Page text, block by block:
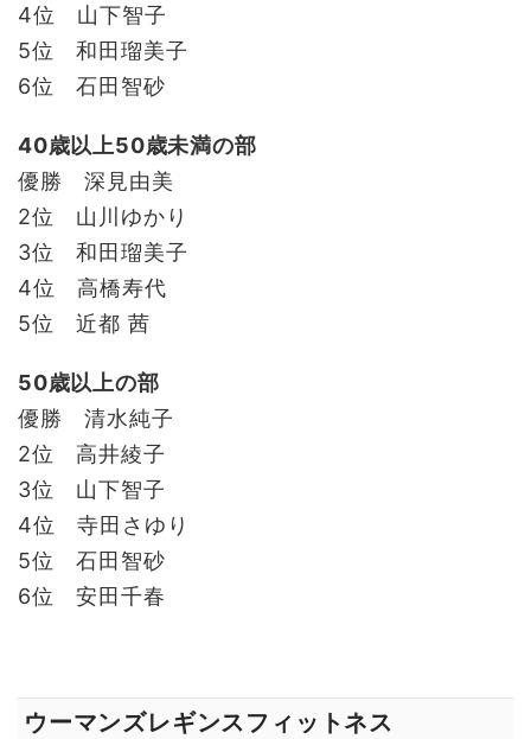
4位 山下智子
5位 和田瑠美子
6位 石田智砂
40歳以上50歳未満の部
優勝 深見由美
2位 山川ゆかり
3位 和田瑠美子
4位 高橋寿代
5位 近都 茜
50歳以上の部
優勝 清水純子
2位 高井綾子
3位 山下智子
4位 寺田さゆり
5位 石田智砂
6位 安田千春
ウーマンズレギンスフィットネス